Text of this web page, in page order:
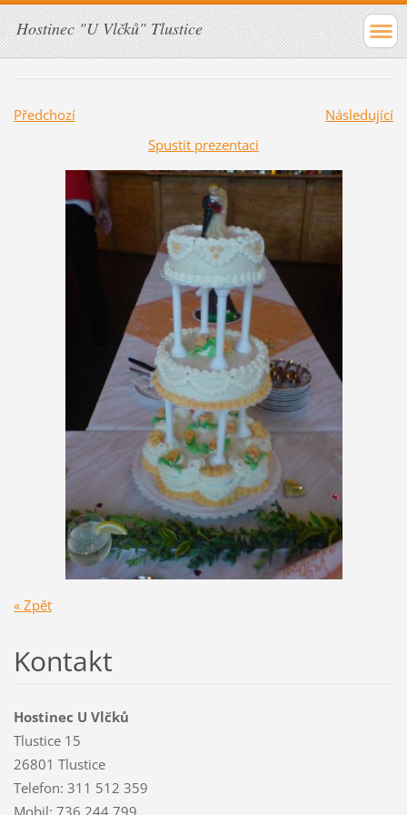
Hostinec "U Vlčků" Tlustice
Předchozí
Následující
Spustit prezentaci
« Zpět
Kontakt
Hostinec U Vlčků
Tlustice 15
26801 Tlustice
Telefon: 311 512 359
Mobil: 736 244 799